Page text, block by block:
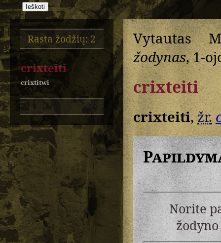
Rasta žodžių: 2
crixteiti
crixtitwi
Vytautas
žodynas, 1-
crixteiti
crixteiti,žr.
Norite